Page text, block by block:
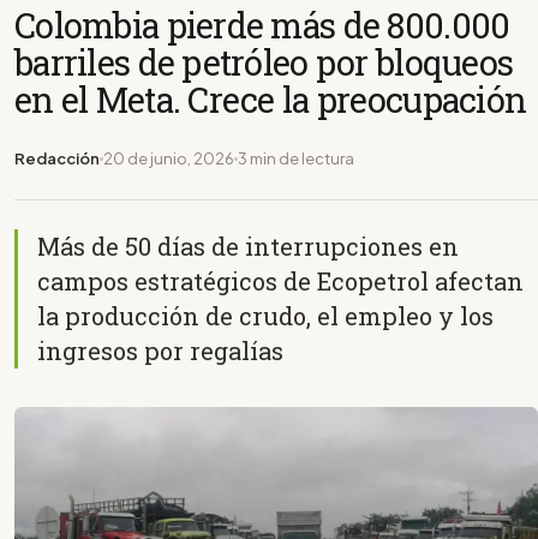
Colombia pierde más de 800.000
barriles de petróleo por bloqueos
en el Meta. Crece la preocupación
Redacción 20 de junio, 2026 3 min de lectura
Más de 50 días de interrupciones en
campos estratégicos de Ecopetrol afectan
la producción de crudo, el empleo y los
ingresos por regalías